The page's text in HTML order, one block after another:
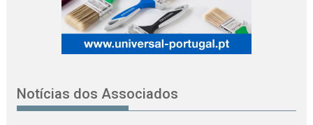
Notícias dos Associados